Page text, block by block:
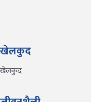
खेलकुद
खेलकुद